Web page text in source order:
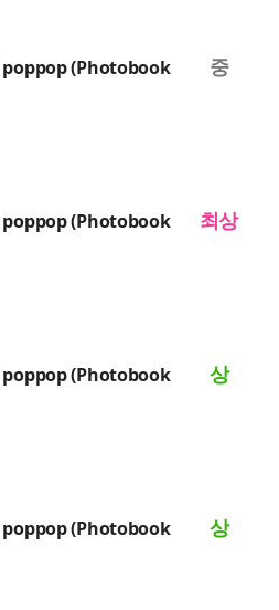
poppop (Photobook 중
poppop (Photobook 최상
poppop (Photobook 상
poppop (Photobook 상